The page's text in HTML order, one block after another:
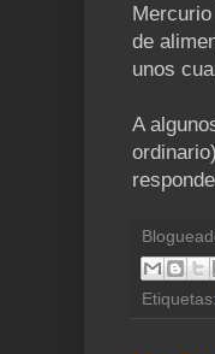
de
unos
A
Etiquetas: